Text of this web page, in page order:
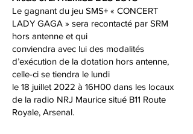
Le gagnant du jeu SMS+ « CONCERT
LADY GAGA » sera recontacté par SRM
hors antenne et qui
conviendra avec lui des modalités
d’exécution de la dotation hors antenne,
celle-ci se tiendra le lundi
le 18 juillet 2022 à 16H00 dans les locaux
de la radio NRJ Maurice situé B11 Route
Royale, Arsenal.